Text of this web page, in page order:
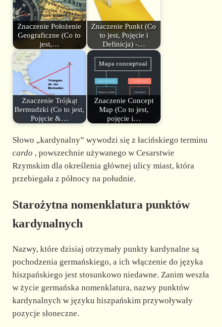
Znaczenie Położenie
Geograficzne (Co to
jest,…
Znaczenie Punkt (Co
to jest, Pojęcie i
Definicja) -…
Znaczenie Trójkąt
Bermudzki (Co to jest,
Pojęcie &…
Znaczenie Concept
Map (Co to jest,
pojęcie i…
Słowo „kardynalny” wywodzi się z łacińskiego terminu
cardo , powszechnie używanego w Cesarstwie
Rzymskim dla określenia głównej ulicy miast, która
przebiegała z północy na południe.
Starożytna nomenklatura punktów
kardynalnych
Nazwy, które dzisiaj otrzymały punkty kardynalne są
pochodzenia germańskiego, a ich włączenie do języka
hiszpańskiego jest stosunkowo niedawne. Zanim weszła
w życie germańska nomenklatura, nazwy punktów
kardynalnych w języku hiszpańskim przywoływały
pozycje słoneczne.